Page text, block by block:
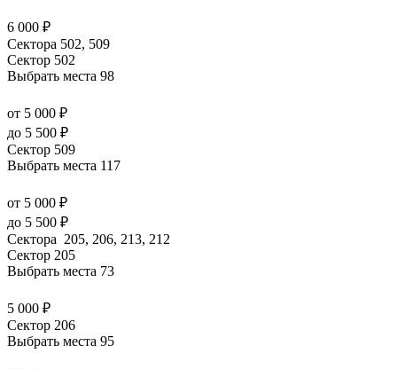
6 000 ₽
Сектора 502, 509
Сектор 502
Выбрать места 98
от 5 000 ₽
до 5 500 ₽
Сектор 509
Выбрать места 117
от 5 000 ₽
до 5 500 ₽
Сектора 205, 206, 213, 212
Сектор 205
Выбрать места 73
5 000 ₽
Сектор 206
Выбрать места 95